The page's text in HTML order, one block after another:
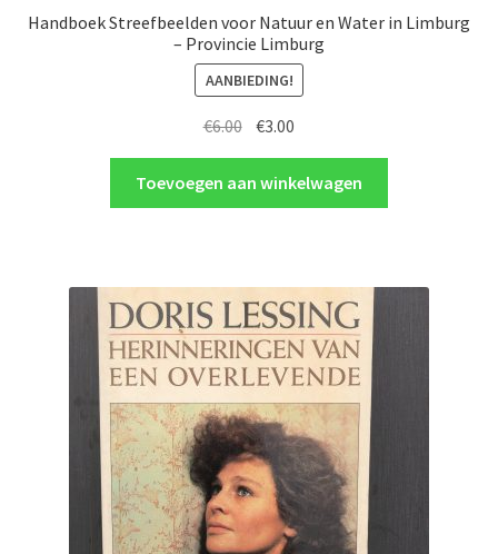
Handboek Streefbeelden voor Natuur en Water in Limburg
– Provincie Limburg
AANBIEDING!
€6.00 Oorspronkelijke
prijs
was:
€6.00.
€3.00
prijs
is:
€3.00.
Toevoegen aan winkelwagen